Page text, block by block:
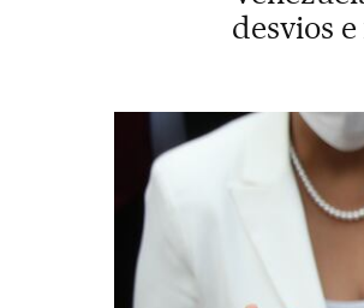
desvios